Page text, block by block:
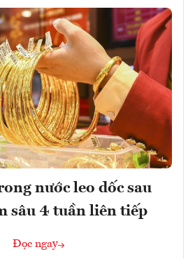
nước leo dốc sau
sâu 4 tuần liên tiếp
Đọc ngay